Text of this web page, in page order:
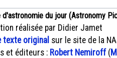
d'astronomie du jour (Astronomy
réalisée par Didier Jamet
texte original sur le site de la
et éditeurs : Robert Nemiroff(